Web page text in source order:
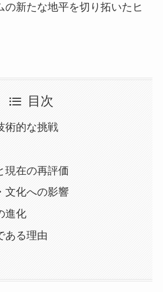
の新たな地平を切り拓いたヒ
目次
術的な挑戦
現在の再評価
文化への影響
進化
ある理由